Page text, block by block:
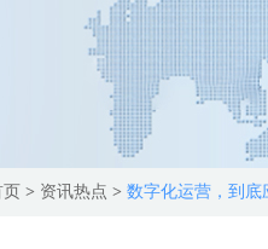
> 资讯热点 > 数字化运营，到底